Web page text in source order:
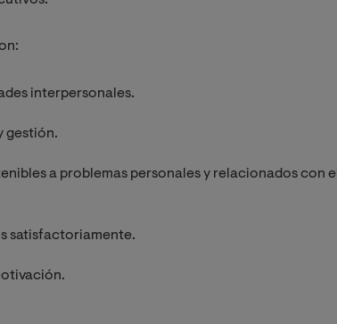
interpersonales.
gestión.
a problemas personales y relacionados con el
satisfactoriamente.